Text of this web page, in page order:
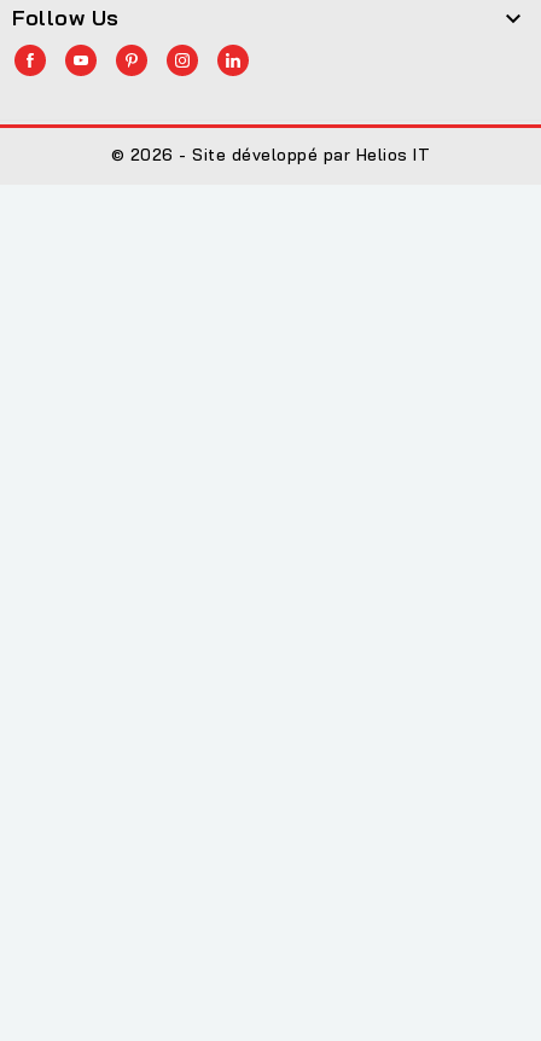
Follow Us 
© 2026 - Site développé par Helios IT